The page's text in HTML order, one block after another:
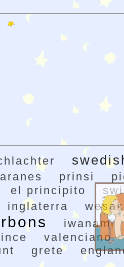
aranes prinsi
el principito
inglaterra
wesak
iwanami
valenciano
grete